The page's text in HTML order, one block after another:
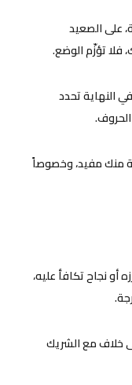
على الصعيد
تؤزّم الوضع.
النهاية تحدد
منك مفيد، وخصوصاً
أو نجاح تكافأ عليه،
خلاف مع الشريك